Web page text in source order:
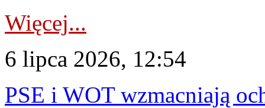
Więcej...
6 lipca 2026, 12:54
PSE i WOT wzmacniają